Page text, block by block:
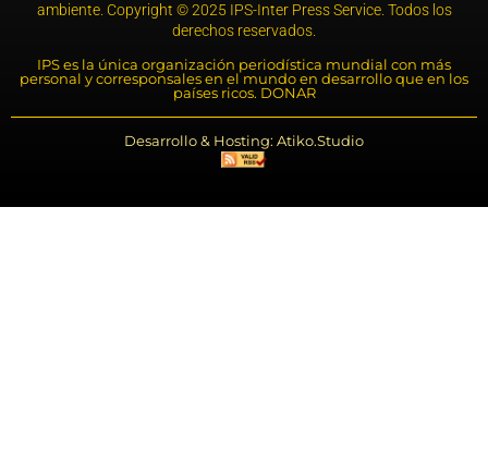
ambiente. Copyright © 2025 IPS-Inter Press Service. Todos los
derechos reservados.
IPS es la única organización periodística mundial con más
personal y corresponsales en el mundo en desarrollo que en los
países ricos. DONAR
Desarrollo & Hosting: Atiko.Studio